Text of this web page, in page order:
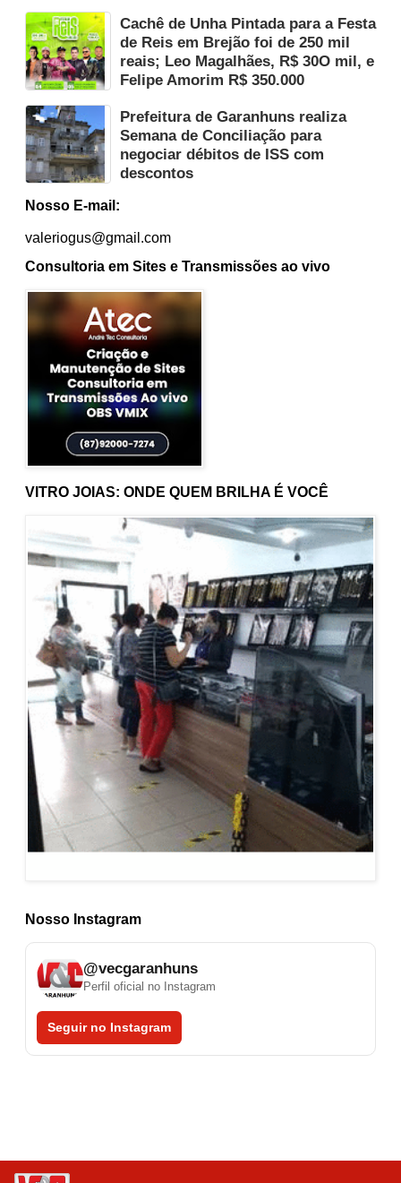
Nosso Instagram
@vecgaranhuns
Perfil oficial no Instagram
Seguir no Instagram
VITRO JOIAS: ONDE QUEM BRILHA É VOCÊ
Cachê de Unha Pintada para a Festa
de Reis em Brejão foi de 250 mil
reais; Leo Magalhães, R$ 30O mil, e
Felipe Amorim R$ 350.000
Prefeitura de Garanhuns realiza
Semana de Conciliação para
negociar débitos de ISS com
descontos
Nosso E-mail:
valeriogus@gmail.com
Consultoria em Sites e Transmissões ao vivo